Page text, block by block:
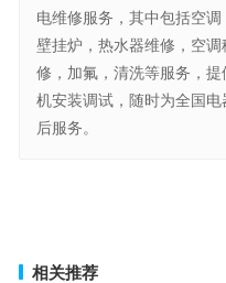
电维修服务，其中包括空
壁挂炉，热水器维修，空
修，加氟，清洗等服务，
机安装调试，随时为全国
后服务。
相关推荐